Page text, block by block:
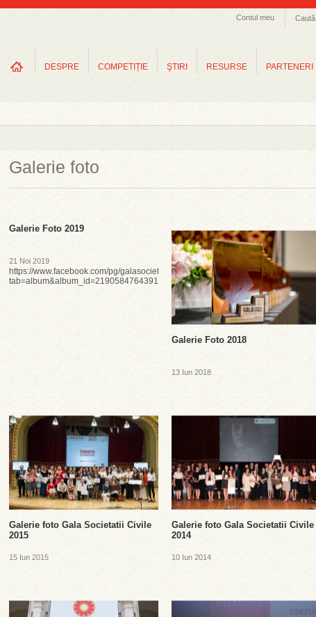
Caută
Contul meu
DESPRE COMPETIȚIE ŞTIRI RESURSE PARTENERI
Galerie foto
Galerie Foto 2019
21 Noi 2019
https://www.facebook.com/pg/galasocietatiicivile/photos/?
tab=album&album_id=2190584764391755
Galerie Foto 2018
13 Iun 2018
Galerie foto Gala Societatii Civile
2015
15 Iun 2015
Galerie foto Gala Societatii Civile
2014
10 Iun 2014